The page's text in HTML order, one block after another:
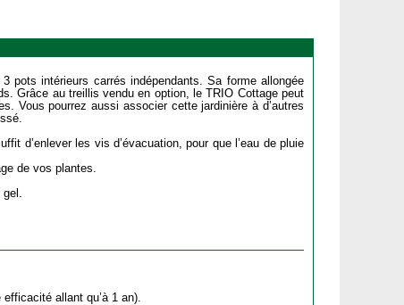
pots intérieurs carrés indépendants. Sa forme allongée
Grâce au treillis vendu en option, le TRIO Cottage peut
Vous pourrez aussi associer cette jardinière à d’autres
d’enlever les vis d’évacuation, pour que l’eau de pluie
de vos plantes.
gel.
allant qu’à 1 an).